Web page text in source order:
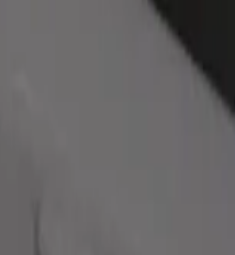
Legg til en restaurant
Nå ut til flere kunder og
sodai
til Joniškės sodai? Utforsk